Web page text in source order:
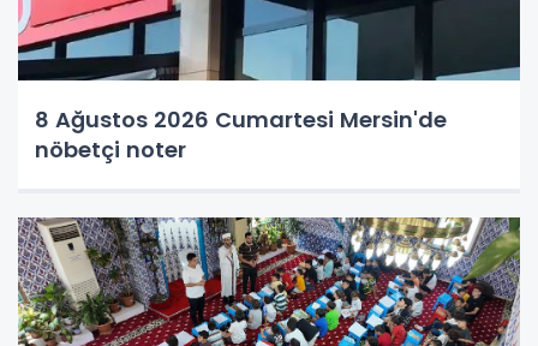
8 Ağustos 2026 Cumartesi Mersin'de
nöbetçi noter